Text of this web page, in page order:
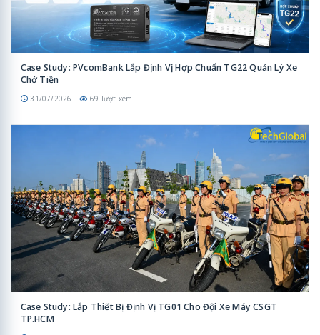
Case Study: PVcomBank Lắp Định Vị Hợp Chuẩn TG22 Quản Lý Xe
Chở Tiền
31/07/2026 69 lượt xem
Case Study: Lắp Thiết Bị Định Vị TG01 Cho Đội Xe Máy CSGT
TP.HCM